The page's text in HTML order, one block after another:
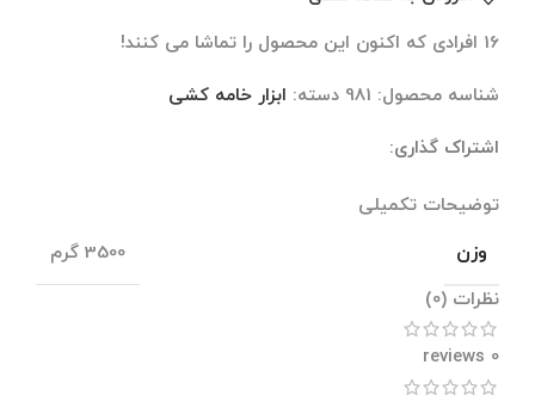
16 افرادی که اکنون این محصول را تماشا می کنند!
شناسه محصول: 981 دسته: ابزار خامه کشی
اشتراک گذاری:
توضیحات تکمیلی
وزن
3500 گرم
نظرات (0)
0 reviews